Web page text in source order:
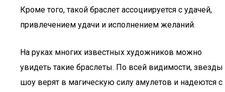
Кроме того, такой браслет ассоциируется с удачей,
привлечением удачи и исполнением желаний.
На руках многих известных художников можно
увидеть такие браслеты. По всей видимости, звезды
шоу верят в магическую силу амулетов и надеются с